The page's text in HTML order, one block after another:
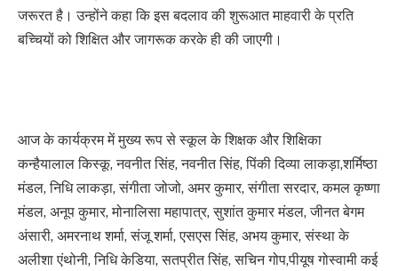
जरूरत है। उन्होंने कहा कि इस बदलाव की शुरूआत माहवारी के प्रति
बच्चियों को शिक्षित और जागरूक करके ही की जाएगी।
आज के कार्यक्रम में मुख्य रूप से स्कूल के शिक्षक और शिक्षिका
कन्हैयालाल किस्कू, नवनीत सिंह, नवनीत सिंह, पिंकी दिव्या लाकड़ा,शर्मिष्ठा
मंडल, निधि लाकड़ा, संगीता जोजो, अमर कुमार, संगीता सरदार, कमल कृष्णा
मंडल, अनूप कुमार, मोनालिसा महापात्र, सुशांत कुमार मंडल, जीनत बेगम
अंसारी, अमरनाथ शर्मा, संजू शर्मा, एसएस सिंह, अभय कुमार, संस्था के
अलीशा एंथोनी, निधि केडिया, सतप्रीत सिंह, सचिन गोप,पीयूष गोस्वामी कई